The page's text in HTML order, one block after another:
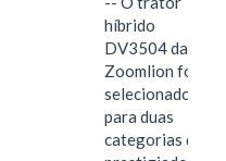
híbrido
DV3504 da
Zoomlion foi
selecionado
para duas
categorias do